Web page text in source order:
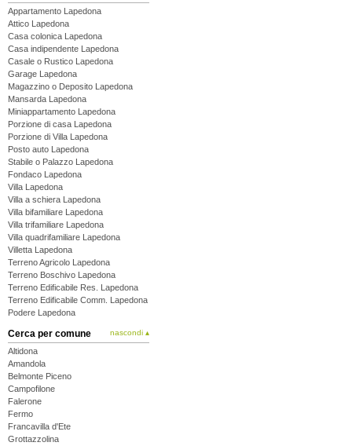
Appartamento Lapedona
Attico Lapedona
Casa colonica Lapedona
Casa indipendente Lapedona
Casale o Rustico Lapedona
Garage Lapedona
Magazzino o Deposito Lapedona
Mansarda Lapedona
Miniappartamento Lapedona
Porzione di casa Lapedona
Porzione di Villa Lapedona
Posto auto Lapedona
Stabile o Palazzo Lapedona
Fondaco Lapedona
Villa Lapedona
Villa a schiera Lapedona
Villa bifamiliare Lapedona
Villa trifamiliare Lapedona
Villa quadrifamiliare Lapedona
Villetta Lapedona
Terreno Agricolo Lapedona
Terreno Boschivo Lapedona
Terreno Edificabile Res. Lapedona
Terreno Edificabile Comm. Lapedona
Podere Lapedona
Cerca per comune nascondi ▴
Altidona
Amandola
Belmonte Piceno
Campofilone
Falerone
Fermo
Francavilla d'Ete
Grottazzolina